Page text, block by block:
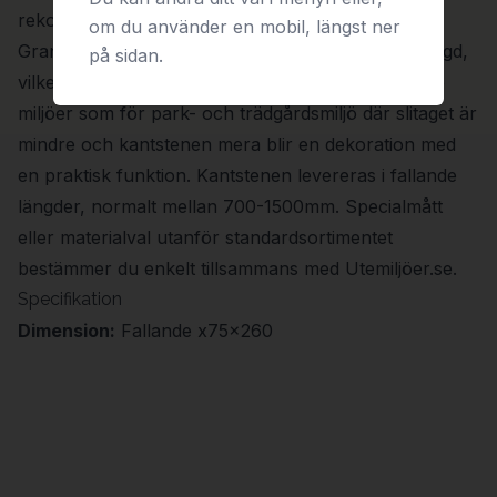
rekommenderas istället fasad kantsten).
Granitkantsten har hög hållfasthet och lång livslängd,
vilket gör den väl lämpad för såväl hårt trafikerade
miljöer som för park- och trädgårdsmiljö där slitaget är
mindre och kantstenen mera blir en dekoration med
en praktisk funktion. Kantstenen levereras i fallande
längder, normalt mellan 700-1500mm. Specialmått
eller materialval utanför standardsortimentet
bestämmer du enkelt tillsammans med Utemiljöer.se.
Specifikation
Dimension: Fallande x75x260
om du använder en mobil, längst ner
på sidan.